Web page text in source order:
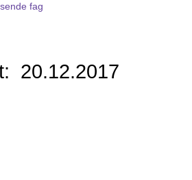
fag
20.12.2017